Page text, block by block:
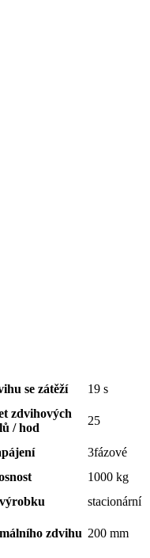
se zátěží
19 s
zdvihových
/ hod
25
3fázové
1000 kg
stacionární
zdvihu 200 mm